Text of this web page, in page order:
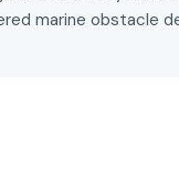
marine obstacle